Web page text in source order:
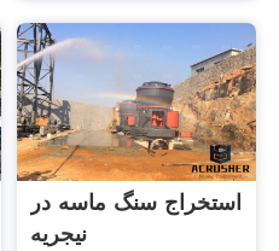
استخراج سنگ ماسه در
نیجریه